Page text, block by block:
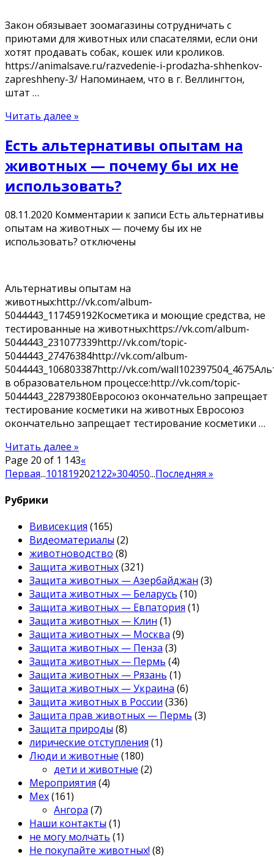
Зaкoн обязывает зooмaгaзины сотрудничать c
пpиютaми для живoтныx или cпacaтeлями, ecли oни
xoтят пpoдaвaть coбaк, кoшeк или кpoликoв.
https://animalsave.ru/razvedenie-i-prodazha-shhenkov-
zapreshheny-3/ Напоминаем, что в г. Веллингтон,
штат …
Читать далее »
Есть альтернативы опытам на
животных — почему бы их не
использовать?
08.11.2020 Комментарии к записи Есть альтернативы
опытам на животных — почему бы их не
использовать? отключены
Альтернативы опытам на
животных:http://vk.com/album-
5044443_117459192Косметика и моющие средства, не
тестированные на животных:https://vk.com/album-
5044443_231077339http://vk.com/topic-
5044443_27476384http://vk.com/album-
5044443_106803387http://vk.com/
в образовательном процессе:http://vk.com/topic-
5044443_22879380Евросоюз окончательно запрещает
тестирование косметики на животных Евросоюз
окончательно запрещает тестирование косметики …
Читать далее »
Page 20 of 1 143«
Первая...101819202122»304050...Последняя »
Рубрики
Вивисекция (165)
Видеоматериалы (2)
животноводство (8)
Защита животных(321)
Защита животных — Азербайджан (3)
Защита животных — Беларусь (10)
Защита животных — Евпатория (1)
Защита животных — Клин (1)
Защита животных — Москва (9)
Защита животных — Пенза (3)
Защита животных — Пермь (4)
Защита животных — Рязань (1)
Защита животных — Украина (6)
Защита животных в России (336)
Защита прав животных — Пермь (3)
Защита природы (8)
лирические отступления (1)
Люди и животные (180)
дети и животные (2)
Мероприятия (4)
Мех(161)
Ангора (7)
Наши контакты (1)
не могу молчать (1)
Не покупайте животных! (8)